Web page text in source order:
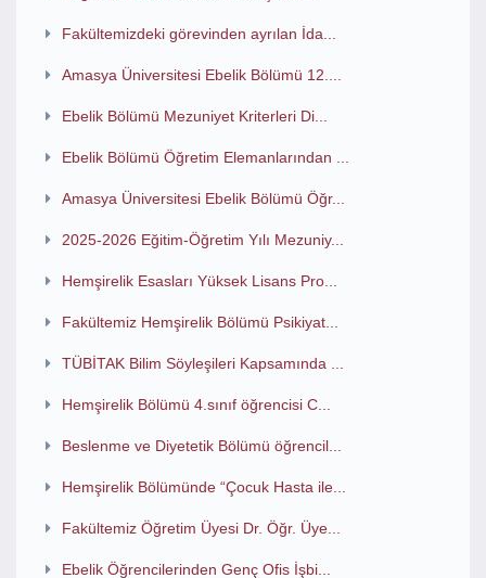
Fakültemizdeki görevinden ayrılan İda...
Amasya Üniversitesi Ebelik Bölümü 12....
Ebelik Bölümü Mezuniyet Kriterleri Di...
Ebelik Bölümü Öğretim Elemanlarından ...
Amasya Üniversitesi Ebelik Bölümü Öğr...
2025-2026 Eğitim-Öğretim Yılı Mezuniy...
Hemşirelik Esasları Yüksek Lisans Pro...
Fakültemiz Hemşirelik Bölümü Psikiyat...
TÜBİTAK Bilim Söyleşileri Kapsamında ...
Hemşirelik Bölümü 4.sınıf öğrencisi C...
Beslenme ve Diyetetik Bölümü öğrencil...
Hemşirelik Bölümünde “Çocuk Hasta ile...
Fakültemiz Öğretim Üyesi Dr. Öğr. Üye...
Ebelik Öğrencilerinden Genç Ofis İşbi...